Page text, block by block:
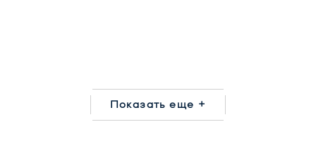
Показать еще +